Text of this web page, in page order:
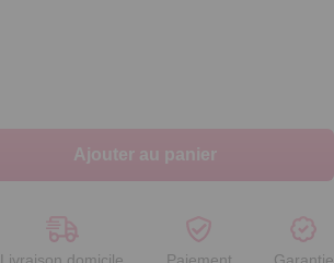
Ajouter au panier